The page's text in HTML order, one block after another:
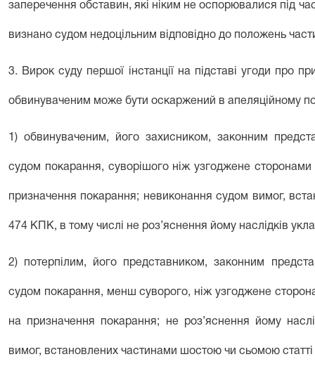
заперечення обставин, які ніким не оспорювалися під
визнано судом недоцільним відповідно до положень
3. Вирок суду першої інстанції на підставі угоди про
обвинуваченим може бути оскаржений в апеляційному
1) обвинуваченим, його захисником, законним
судом покарання, суворішого ніж узгоджене
призначення покарання; невиконання судом вимог,
474 КПК, в тому числі не роз’яснення йому наслідків
2) потерпілим, його представником, законним
судом покарання, менш суворого, ніж узгоджене
на призначення покарання; не роз’яснення йому
вимог, встановлених частинами шостою чи сьомою